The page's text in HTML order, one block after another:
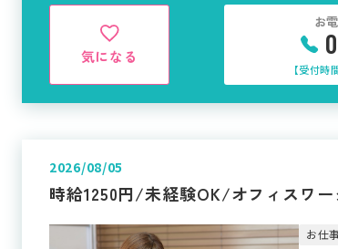
気になる
お
【受付
2026/08/05
時給1250円/未経験OK/オフィスワー
お仕